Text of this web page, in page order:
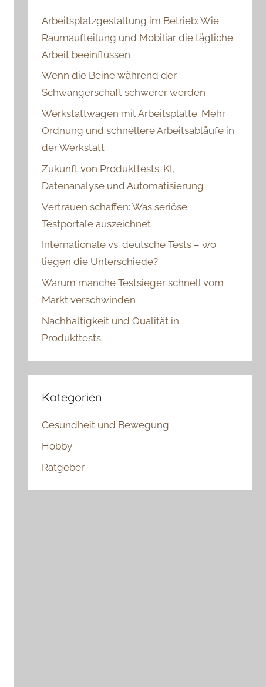
Arbeitsplatzgestaltung im Betrieb: Wie
Raumaufteilung und Mobiliar die tägliche
Arbeit beeinflussen
Wenn die Beine während der
Schwangerschaft schwerer werden
Werkstattwagen mit Arbeitsplatte: Mehr
Ordnung und schnellere Arbeitsabläufe in
der Werkstatt
Zukunft von Produkttests: KI,
Datenanalyse und Automatisierung
Vertrauen schaffen: Was seriöse
Testportale auszeichnet
Internationale vs. deutsche Tests – wo
liegen die Unterschiede?
Warum manche Testsieger schnell vom
Markt verschwinden
Nachhaltigkeit und Qualität in
Produkttests
Kategorien
Gesundheit und Bewegung
Hobby
Ratgeber